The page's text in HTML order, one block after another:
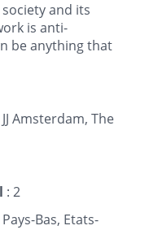
and its
is anti-
be anything that
Amsterdam, The
: 2
Pays-Bas, Etats-